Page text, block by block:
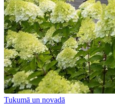
Tukumā un novadā